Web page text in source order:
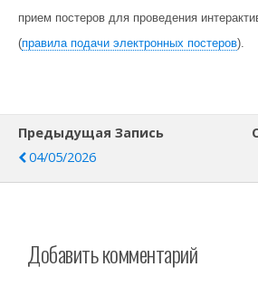
прием постеров для проведения
(правила подачи электронных постеров).
Предыдущая Запись
04/05/2026
Добавить комментарий